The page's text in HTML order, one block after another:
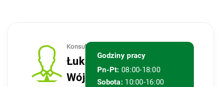
Konsultant
Łukasz
Wójcik
Godziny pracy
Pn-Pt: 08:00-18:00
Sobota:10:00-16:00